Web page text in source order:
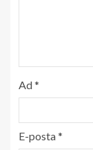
Ad*
E-posta*